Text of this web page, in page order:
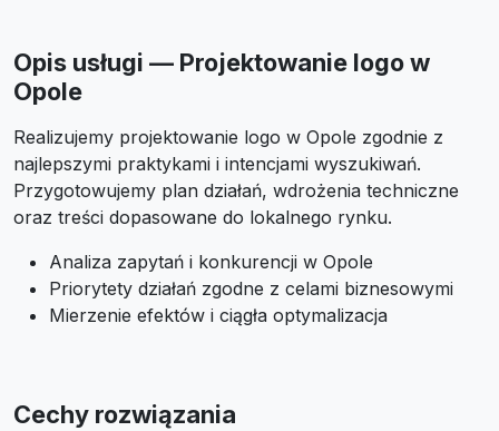
Opis usługi — Projektowanie logo w
Opole
Realizujemy projektowanie logo w Opole zgodnie z
najlepszymi praktykami i intencjami wyszukiwań.
Przygotowujemy plan działań, wdrożenia techniczne
oraz treści dopasowane do lokalnego rynku.
Analiza zapytań i konkurencji w Opole
Priorytety działań zgodne z celami biznesowymi
Mierzenie efektów i ciągła optymalizacja
Cechy rozwiązania